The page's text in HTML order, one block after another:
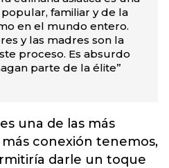
familiar y de la
en el mundo entero.
y las madres son la
proceso. Es absurdo
parte de la élite”
una de las más
conexión tenemos,
darle un toque